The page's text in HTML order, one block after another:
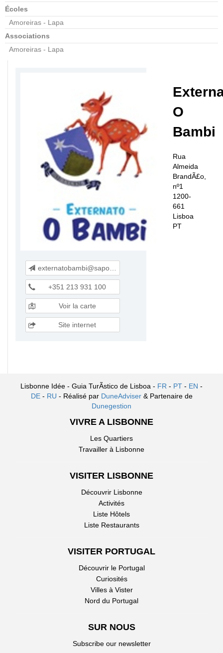
Écoles
Amoreiras - Lapa
Associations
Amoreiras - Lapa
O
Bambi
Rua
Almeida
BrandÃ£o,
nº1
1200-
661
Lisboa
PT
externatobambi@sapo.pt
+351 213 931 100
Voir la carte
Site internet
Lisbonne Idée - Guia TurÃ­stico de Lisboa - FR - PT - EN -
DE- RU - Réalisé par DuneAdviser & Partenaire de
Dunegestion
VIVRE A LISBONNE
Les Quartiers
Travailler à Lisbonne
VISITER LISBONNE
Découvrir Lisbonne
Activités
Liste Hôtels
Liste Restaurants
VISITER PORTUGAL
Découvrir le Portugal
Curiosités
Villes à Vister
Nord du Portugal
SUR NOUS
Subscribe our newsletter